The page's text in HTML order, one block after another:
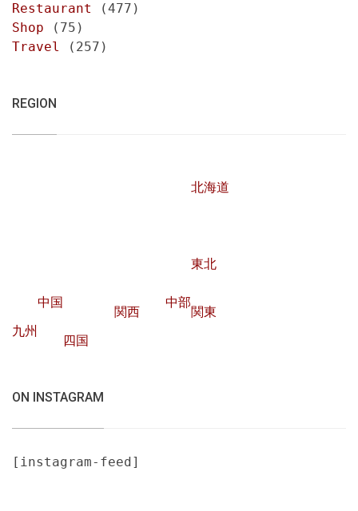
Restaurant
(477)
Shop (75)
Travel
(257)
REGION
北海道
東北
中部
中国
関西
関東
九州
四国
ON INSTAGRAM
[instagram-feed]